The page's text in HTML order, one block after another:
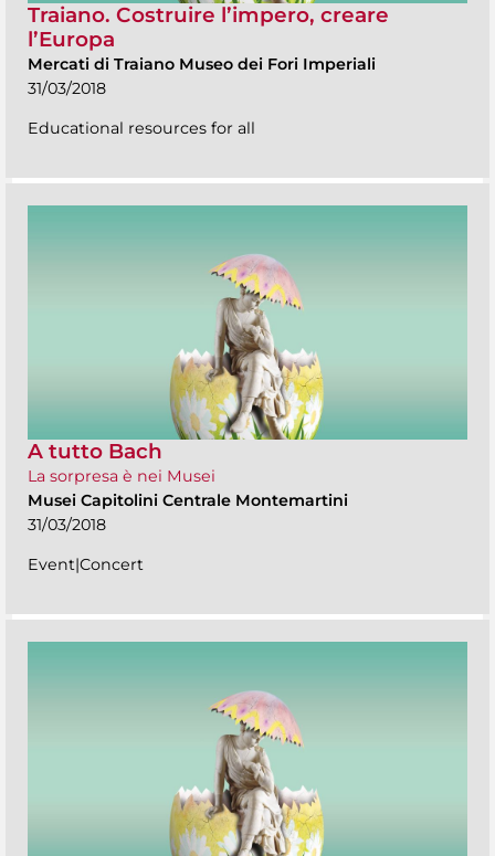
Traiano. Costruire l’impero, creare
l’Europa
Mercati di Traiano Museo dei Fori Imperiali
31/03/2018
Educational resources for all
A tutto Bach
La sorpresa è nei Musei
Musei Capitolini Centrale Montemartini
31/03/2018
Event|Concert